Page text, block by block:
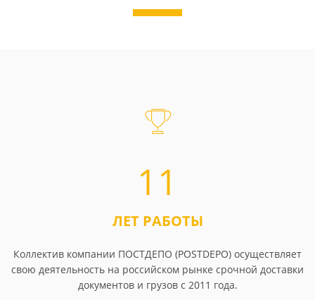
11
ЛЕТ РАБОТЫ
Коллектив компании ПОСТДЕПО (POSTDEPO) осуществляет
свою деятельность на российском рынке срочной доставки
документов и грузов с 2011 года.